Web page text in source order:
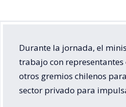
Durante la jornada, el
trabajo con representantes
otros gremios chilenos
sector privado para